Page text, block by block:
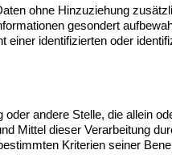
ohne Hinzuziehung
gesondert
einer identifizierten oder
andere Stelle, die allein
Mittel dieser Verarbeitung
Kriterien seiner